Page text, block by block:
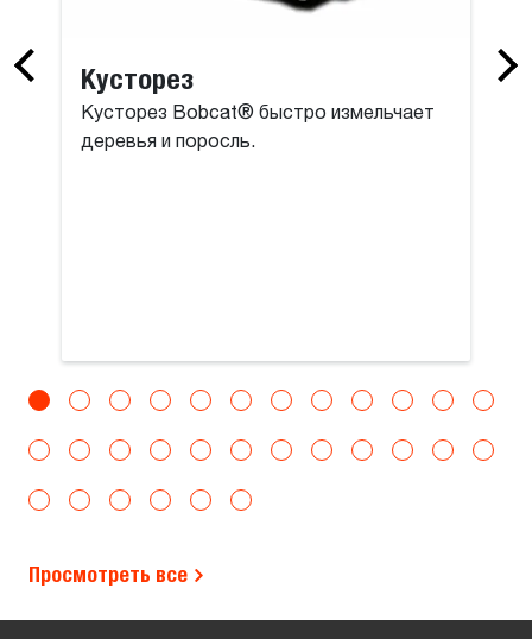
Кусторез
Кусторез Bobcat® быстро измельчает
деревья и поросль.
Просмотреть все